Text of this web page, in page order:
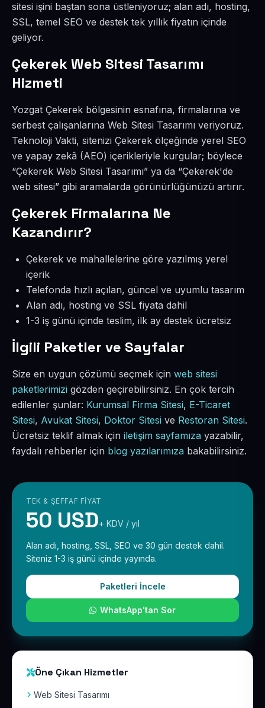
sitesi işini baştan sona üstleniyoruz; alan adı, hosting,
SSL, temel SEO ve destek tek yıllık fiyatın içinde
geliyor.
Çekerek Web Sitesi Tasarımı
Hizmeti
Yozgat Çekerek bölgesinin esnafına, firmalarına ve
serbest çalışanlarına Web Sitesi Tasarımı veriyoruz.
Teknoloji Vakti, sitenizi Çekerek ölçeğinde yerel SEO
ve yapay zekâ (AEO) içerikleriyle kurgular; böylece
“Çekerek Web Sitesi Tasarımı” ya da “Çekerek'de
web sitesi” gibi aramalarda görünürlüğünüzü artırır.
Çekerek Firmalarına Ne
Kazandırır?
Çekerek ve mahallelerine göre yazılmış yerel
içerik
Telefonda hızlı açılan, güncel ve uyumlu tasarım
Alan adı, hosting ve SSL fiyata dahil
1-3 iş günü içinde teslim, ilk ay destek ücretsiz
İlgili Paketler ve Sayfalar
Size en uygun çözümü seçmek için web sitesi
paketlerimizi gözden geçirebilirsiniz. En çok tercih
edilenler şunlar: Kurumsal Firma Sitesi, E-Ticaret
Sitesi, Avukat Sitesi, Doktor Sitesi ve Restoran Sitesi.
Ücretsiz teklif almak için iletişim sayfamıza yazabilir,
faydalı rehberler için blog yazılarımıza bakabilirsiniz.
TEK & ŞEFFAF FIYAT
50 USD+ KDV / yıl
Alan adı, hosting, SSL, SEO ve 30 gün destek dahil.
Siteniz 1-3 iş günü içinde yayında.
Paketleri İncele
WhatsApp'tan Sor
Öne Çıkan Hizmetler
Web Sitesi Tasarımı